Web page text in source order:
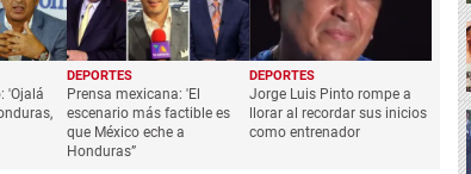
'Ojalá
DEPORTES
Prensa mexicana: 'El
escenario más factible es
que México eche a
Honduras”
DEPORTES
Jorge Luis Pinto rompe a
llorar al recordar sus inicios
como entrenador